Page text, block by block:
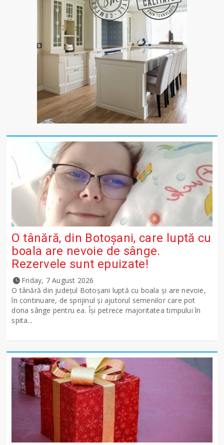
O tânără, din Botoșani, care luptă cu
boala are nevoie de sânge.
Rezervele sunt epuizate!
Friday, 7 August 2026
O tânără din județul Botoșani luptă cu boala și are nevoie,
în continuare, de sprijinul și ajutorul semenilor care pot
dona sânge pentru ea. Își petrece majoritatea timpului în
spita...